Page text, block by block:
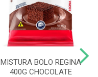
MISTURA BOLO REGINA
400G CHOCOLATE